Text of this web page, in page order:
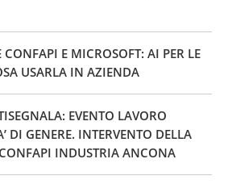
E MICROSOFT: AI PER LE
USARLA IN AZIENDA
EVENTO LAVORO
DI GENERE. INTERVENTO DELLA
INDUSTRIA ANCONA